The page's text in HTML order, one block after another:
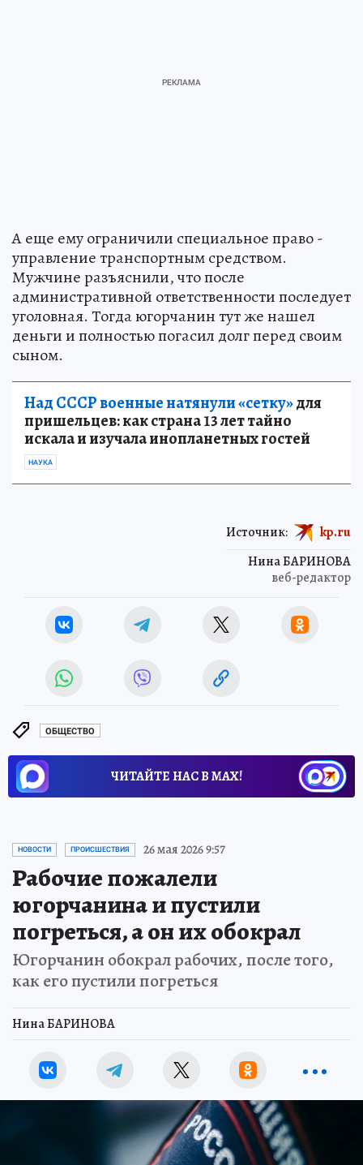
А еще ему ограничили специальное право -
управление транспортным средством.
Мужчине разъяснили, что после
административной ответственности последует
уголовная. Тогда югорчанин тут же нашел
деньги и полностью погасил долг перед своим
сыном.
Над СССР военные натянули «сетку»для
пришельцев: как страна 13 лет тайно
искала и изучала инопланетных гостей
НАУКА
Нина БАРИНОВА
веб-редактор
Источник: kp.ru
ОБЩЕСТВО
ЧИТАЙТЕ НАС В МАХ!
НОВОСТИ ПРОИСШЕСТВИЯ 26 мая 2026 9:57
Рабочие пожалели
югорчанина и пустили
погреться, а он их обокрал
Югорчанин обокрал рабочих, после того,
как его пустили погреться
Нина БАРИНОВА